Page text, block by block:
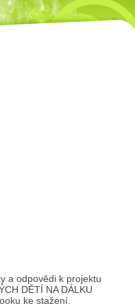
a odpovědi k projektu
DĚTÍ NA DÁLKU
ke stažení.